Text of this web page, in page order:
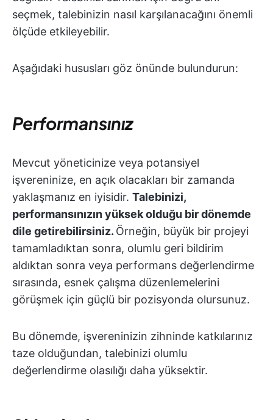
seçmek, talebinizin nasıl karşılanacağını önemli
ölçüde etkileyebilir.
Aşağıdaki hususları göz önünde bulundurun:
Performansınız
Mevcut yöneticinize veya potansiyel
işvereninize, en açık olacakları bir zamanda
yaklaşmanız en iyisidir. Talebinizi,
performansınızın yüksek olduğu bir dönemde
dile getirebilirsiniz. Örneğin, büyük bir projeyi
tamamladıktan sonra, olumlu geri bildirim
aldıktan sonra veya performans değerlendirme
sırasında, esnek çalışma düzenlemelerini
görüşmek için güçlü bir pozisyonda olursunuz.
Bu dönemde, işvereninizin zihninde katkılarınız
taze olduğundan, talebinizi olumlu
değerlendirme olasılığı daha yüksektir.